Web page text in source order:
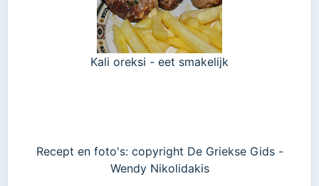
Kali oreksi - eet smakelijk
Recept en foto's: copyright De Griekse Gids -
Wendy Nikolidakis